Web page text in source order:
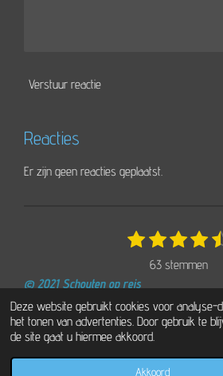
Deze website gebruikt cookies voor analyse-
het tonen van advertenties. Door gebruik te
de site gaat u hiermee akkoord.
Akkoord
Verstuur reactie
Reacties
Er zijn geen reacties geplaatst.
n
g
:
1
t
e
r
2
s
r
r
e
3
s
r
e
4
s
e
r
e
5
r
e
63 stemmen
© 2021 Schouten op reis
Powered by JouwWeb